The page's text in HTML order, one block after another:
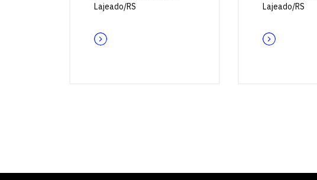
Lajeado/RS
Lajeado/RS